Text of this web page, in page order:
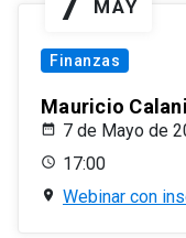
MAY
Finanzas
Mauricio
7 de Mayo de
17:00
Webinar con